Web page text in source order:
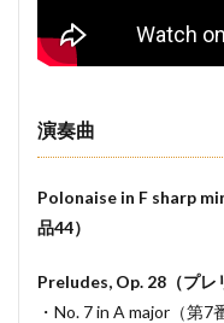
演奏曲
Polonaise in F sharp
品44）
Preludes, Op. 28（プレ
・No. 7 in A major（第7